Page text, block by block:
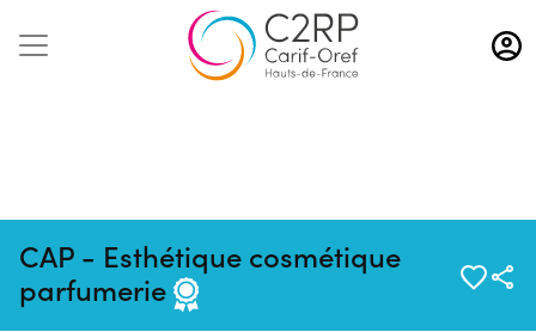
Aller
au
contenu
CAP - Esthétique cosmétique
parfumerie
17/04/2026
7224
OISE
Session de formation